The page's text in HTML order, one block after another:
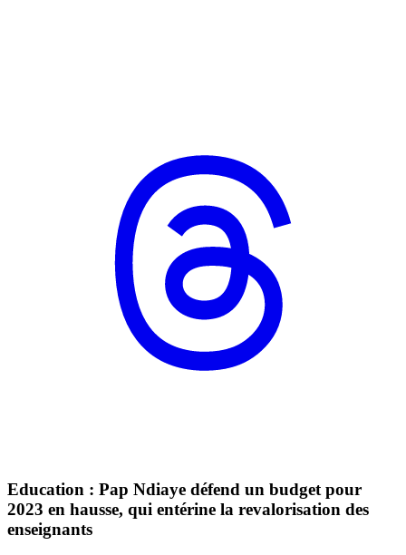
Education : Pap Ndiaye défend un budget pour
2023 en hausse, qui entérine la revalorisation des
enseignants